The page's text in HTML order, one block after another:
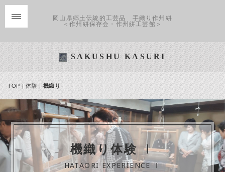
岡山県郷土伝統的工芸品 手織り作州絣
＜作州絣保存会・作州絣工芸館＞
SAKUSHU KASURI
TOP|体験|機織り
機織り体験 Ⅰ
HATAORI EXPERIENCE Ⅰ